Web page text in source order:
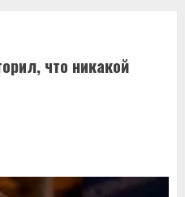
что никакой